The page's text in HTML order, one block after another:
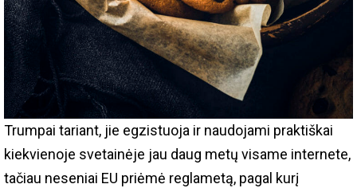
Trumpai tariant, jie egzistuoja ir naudojami praktiškai
kiekvienoje svetainėje jau daug metų visame internete,
tačiau neseniai EU priėmė reglametą, pagal kurį